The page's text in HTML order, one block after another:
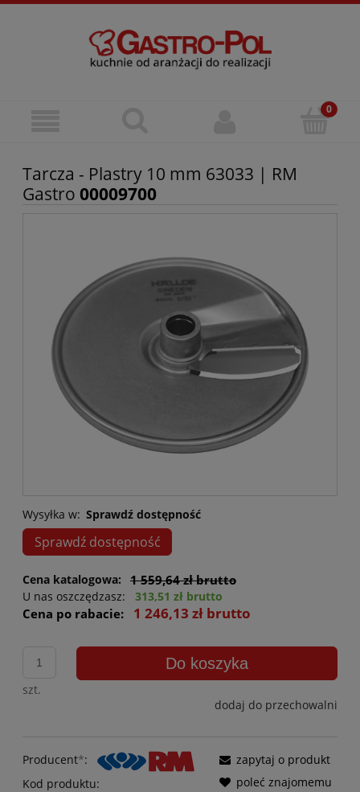
Tarcza - Plastry 10 mm 63033 | RM
Gastro 00009700
Wysyłka w: Sprawdź dostępność
Sprawdź dostępność
Cena katalogowa: 1 559,64 zł brutto
U nas oszczędzasz: 313,51 zł brutto
Cena po rabacie: 1 246,13 zł brutto
szt.
Do koszyka
dodaj do przechowalni
Producent*:
Kod produktu:
zapytaj o produkt
poleć znajomemu